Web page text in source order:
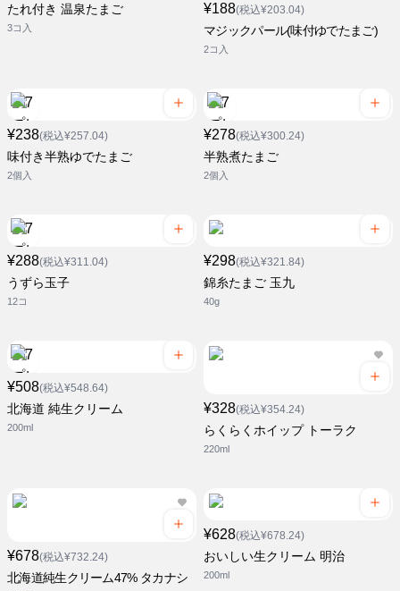
たれ付き 温泉たまご
3コ入
¥188(税込¥203.04)
マジックパール(味付ゆでたまご)
2コ入
¥238(税込¥257.04)
味付き半熟ゆでたまご
2個入
¥278(税込¥300.24)
半熟煮たまご
2個入
¥288(税込¥311.04)
うずら玉子
12コ
¥298(税込¥321.84)
錦糸たまご 玉九
40g
¥508(税込¥548.64)
北海道 純生クリーム
200ml
¥328(税込¥354.24)
らくらくホイップ トーラク
220ml
¥678(税込¥732.24)
北海道純生クリーム47% タカナシ
¥628(税込¥678.24)
おいしい生クリーム 明治
200ml